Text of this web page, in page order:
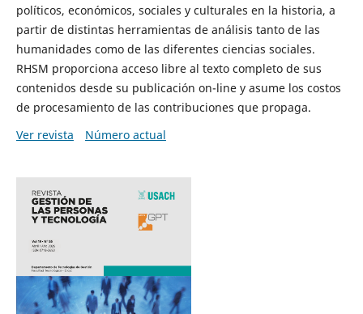
políticos, económicos, sociales y culturales en la historia, a
partir de distintas herramientas de análisis tanto de las
humanidades como de las diferentes ciencias sociales.
RHSM proporciona acceso libre al texto completo de sus
contenidos desde su publicación on-line y asume los costos
de procesamiento de las contribuciones que propaga.
Ver revista
Número actual